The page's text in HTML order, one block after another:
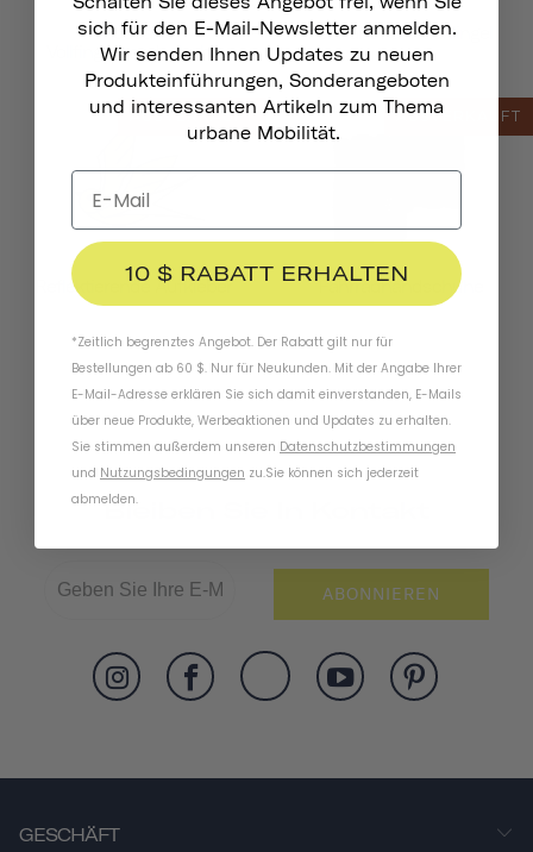
Thousand
Vollfingerhandschuhe
Pennant Fahrradklingel
AUSVERKAUFT
Reflektierende Aufkleber
AUSVERKAUFT
Fahrradhandschuhe
Bleiben Sie In Kontakt
ABONNIEREN
GESCHÄFT
sich für den E-Mail-Newsletter anmelden.
Wir senden Ihnen Updates zu neuen
Produkteinführungen, Sonderangeboten
und interessanten Artikeln zum Thema
urbane Mobilität.
10 $ RABATT ERHALTEN
*Zeitlich begrenztes Angebot. Der Rabatt gilt nur für
Bestellungen ab 60 $. Nur für Neukunden. Mit der Angabe Ihrer
E-Mail-Adresse erklären Sie sich damit einverstanden, E-Mails
über neue Produkte, Werbeaktionen und Updates zu erhalten.
Sie stimmen außerdem unseren Datenschutzbestimmungen
und Nutzungsbedingungen zu.Sie können sich jederzeit
abmelden.